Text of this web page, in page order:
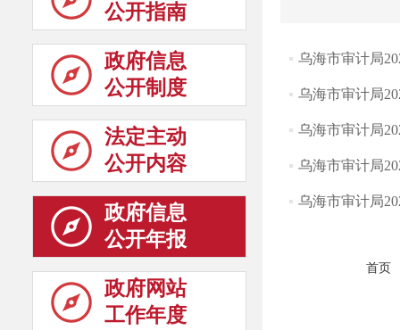
公开指南
政府信息
公开制度
法定主动
公开内容
政府信息
公开年报
政府网站
工作年度
乌海市审计局
乌海市审计局
乌海市审计局
乌海市审计局
乌海市审计局
首页